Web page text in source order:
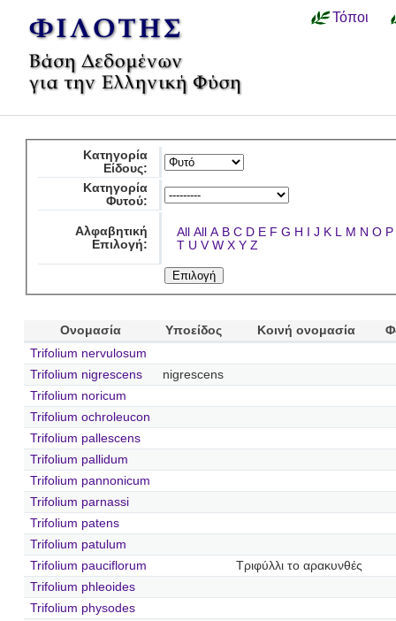
Τόποι
Κατηγορία
Είδους:
Κατηγορία
Φυτού:
Αλφαβητική
Επιλογή:
All All A B C D E F G H I J K L M N O P
T U V W X Y Z
Ονομασία Υποείδος Κοινή ονομασία
Trifolium nervulosum
Trifolium nigrescens
nigrescens
Trifolium noricum
Trifolium ochroleucon
Trifolium pallescens
Trifolium pallidum
Trifolium pannonicum
Trifolium parnassi
Trifolium patens
Trifolium patulum
Trifolium pauciflorum
Τριφύλλι το αρακυνθές
Trifolium phleoides
Trifolium physodes